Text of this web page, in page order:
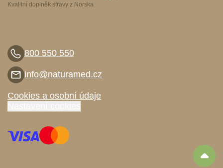
Kvalitní doplněk stravy z Norska
800 550 550
info@naturamed.cz
Cookies a osobní údaje